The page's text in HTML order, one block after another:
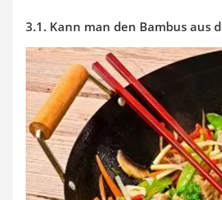
3.1. Kann man den Bambus aus